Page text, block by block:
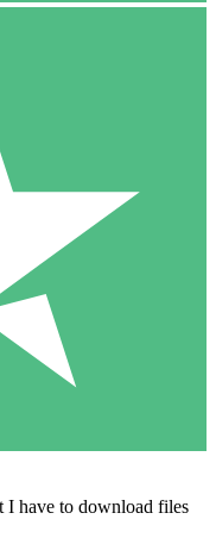
I have to download files